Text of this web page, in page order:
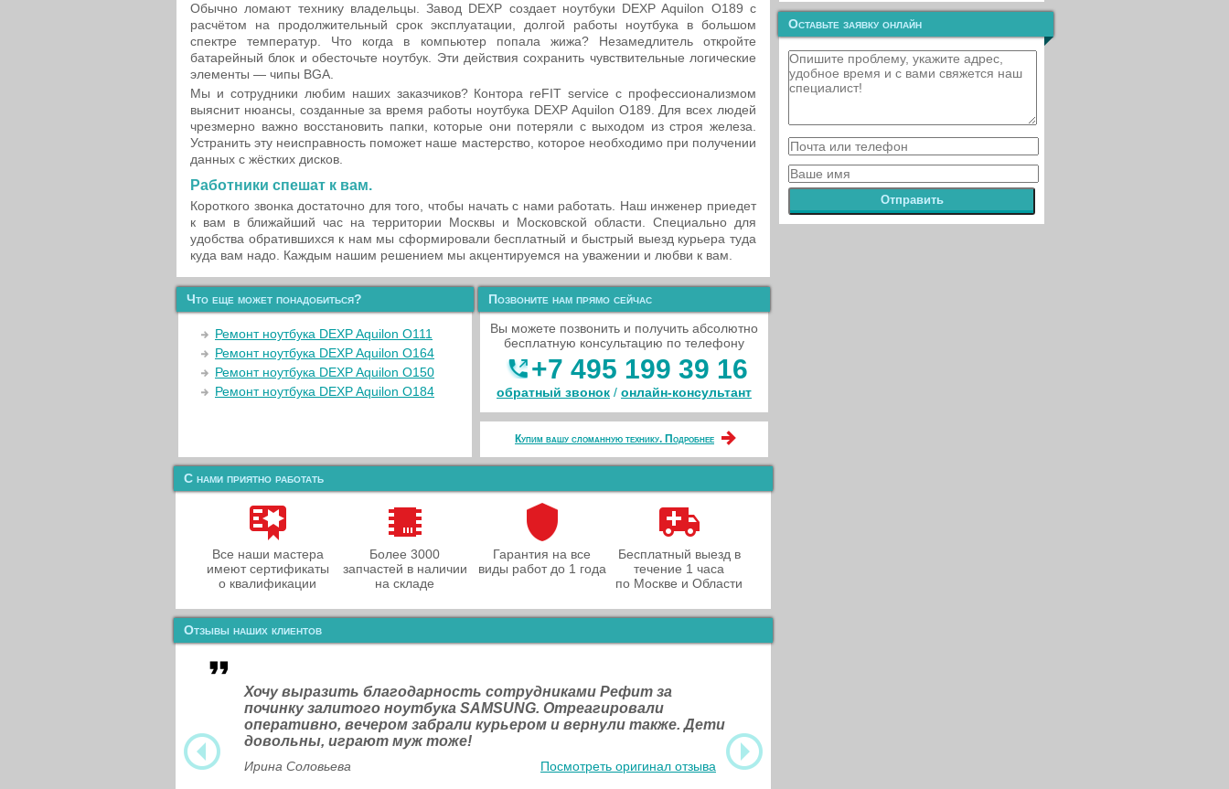
Обычно ломают технику владельцы. Завод DEXP создает ноутбуки DEXP Aquilon O189 с
расчётом на продолжительный срок эксплуатации, долгой работы ноутбука в большом
спектре температур. Что когда в компьютер попала жижа? Незамедлитель откройте
батарейный блок и обесточьте ноутбук. Эти действия сохранить чувствительные логические
элементы — чипы BGA.
Мы и сотрудники любим наших заказчиков? Контора reFIT service с профессионализмом
выяснит нюансы, созданные за время работы ноутбука DEXP Aquilon O189. Для всех людей
чрезмерно важно восстановить папки, которые они потеряли с выходом из строя железа.
Устранить эту неисправность поможет наше мастерство, которое необходимо при получении
данных c жёстких дисков.
Работники спешат к вам.
Короткого звонка достаточно для того, чтобы начать с нами работать. Наш инженер приедет
к вам в ближайший час на территории Москвы и Московской области. Специально для
удобства обратившихся к нам мы сформировали бесплатный и быстрый выезд курьера туда
куда вам надо. Каждым нашим решением мы акцентируемся на уважении и любви к вам.
Что еще может понадобиться?
Ремонт ноутбука DEXP Aquilon O111
Ремонт ноутбука DEXP Aquilon O164
Ремонт ноутбука DEXP Aquilon O150
Ремонт ноутбука DEXP Aquilon O184
Позвоните нам прямо сейчас
Вы можете позвонить и получить абсолютно
бесплатную консультацию по телефону
+7 495 199 39 16
обратный звонок / онлайн‑консультант
Купим вашу сломанную технику. Подробнее
С нами приятно работать
Все наши мастера
имеют сертификаты
о квалификации
Более 3000
запчастей в наличии
на складе
Гарантия на все
виды работ до 1 года
Бесплатный выезд в
течение 1 часа
по Москве и Области
Отзывы наших клиентов
Хочу выразить благодарность сотрудниками Рефит за
починку залитого ноутбука SAMSUNG. Отреагировали
оперативно, вечером забрали курьером и вернули также. Дети
довольны, играют муж тоже!
Ирина Соловьева Посмотреть оригинал отзыва
Оставьте заявку онлайн
Отправить